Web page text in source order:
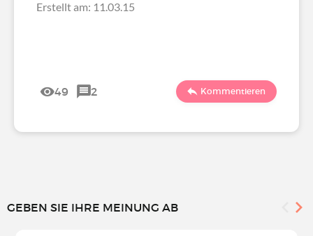
Erstellt am: 11.03.15
49 2 Kommentieren
GEBEN SIE IHRE MEINUNG AB